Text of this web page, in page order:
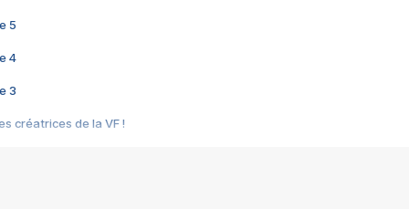
5
4
3
créatrices de la VF !